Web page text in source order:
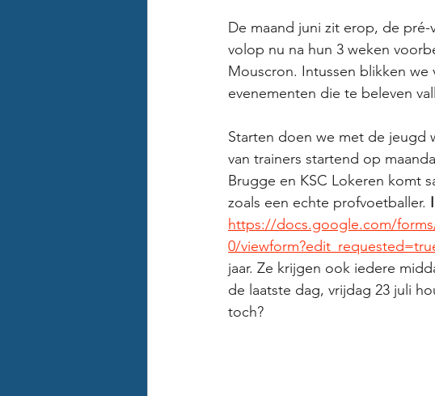
De maand juni zit erop, de
volop nu na hun 3 weken
Mouscron. Intussen blikken
evenementen die te beleven
Starten doen we met de jeugd
van trainers startend op
Brugge en KSC Lokeren komt
zoals een echte profvoetballer.
https://docs.google.com/
0/
jaar. Ze krijgen ook iedere
de laatste dag, vrijdag 23 juli
toch?